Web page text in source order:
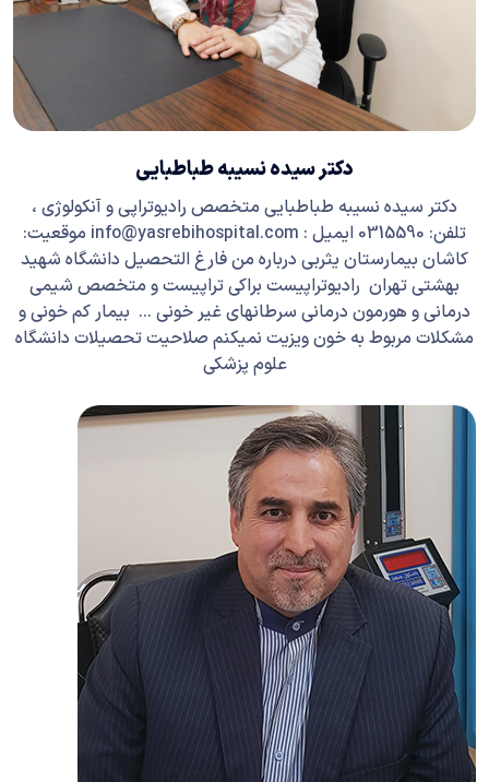
دکتر سیده نسیبه طباطبایی
دکتر سیده نسیبه طباطبایی متخصص رادیوتراپی و آنکولوژی ،
تلفن: 0315590 ایمیل : info@yasrebihospital.com موقعیت:
کاشان بیمارستان یثربی درباره من فارغ التحصیل دانشگاه شهید
بهشتی تهران رادیوتراپیست براکی تراپیست و متخصص شیمی
درمانی و هورمون درمانی سرطانهای غیر خونی … بیمار کم خونی و
مشکلات مربوط به خون ویزیت نمیکنم صلاحیت تحصیلات دانشگاه
علوم پزشکی